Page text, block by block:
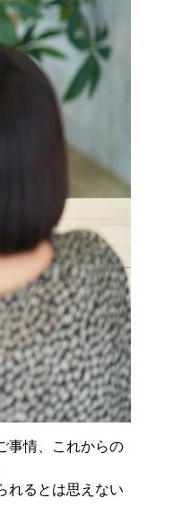
事情、これからの
れるとは思えない